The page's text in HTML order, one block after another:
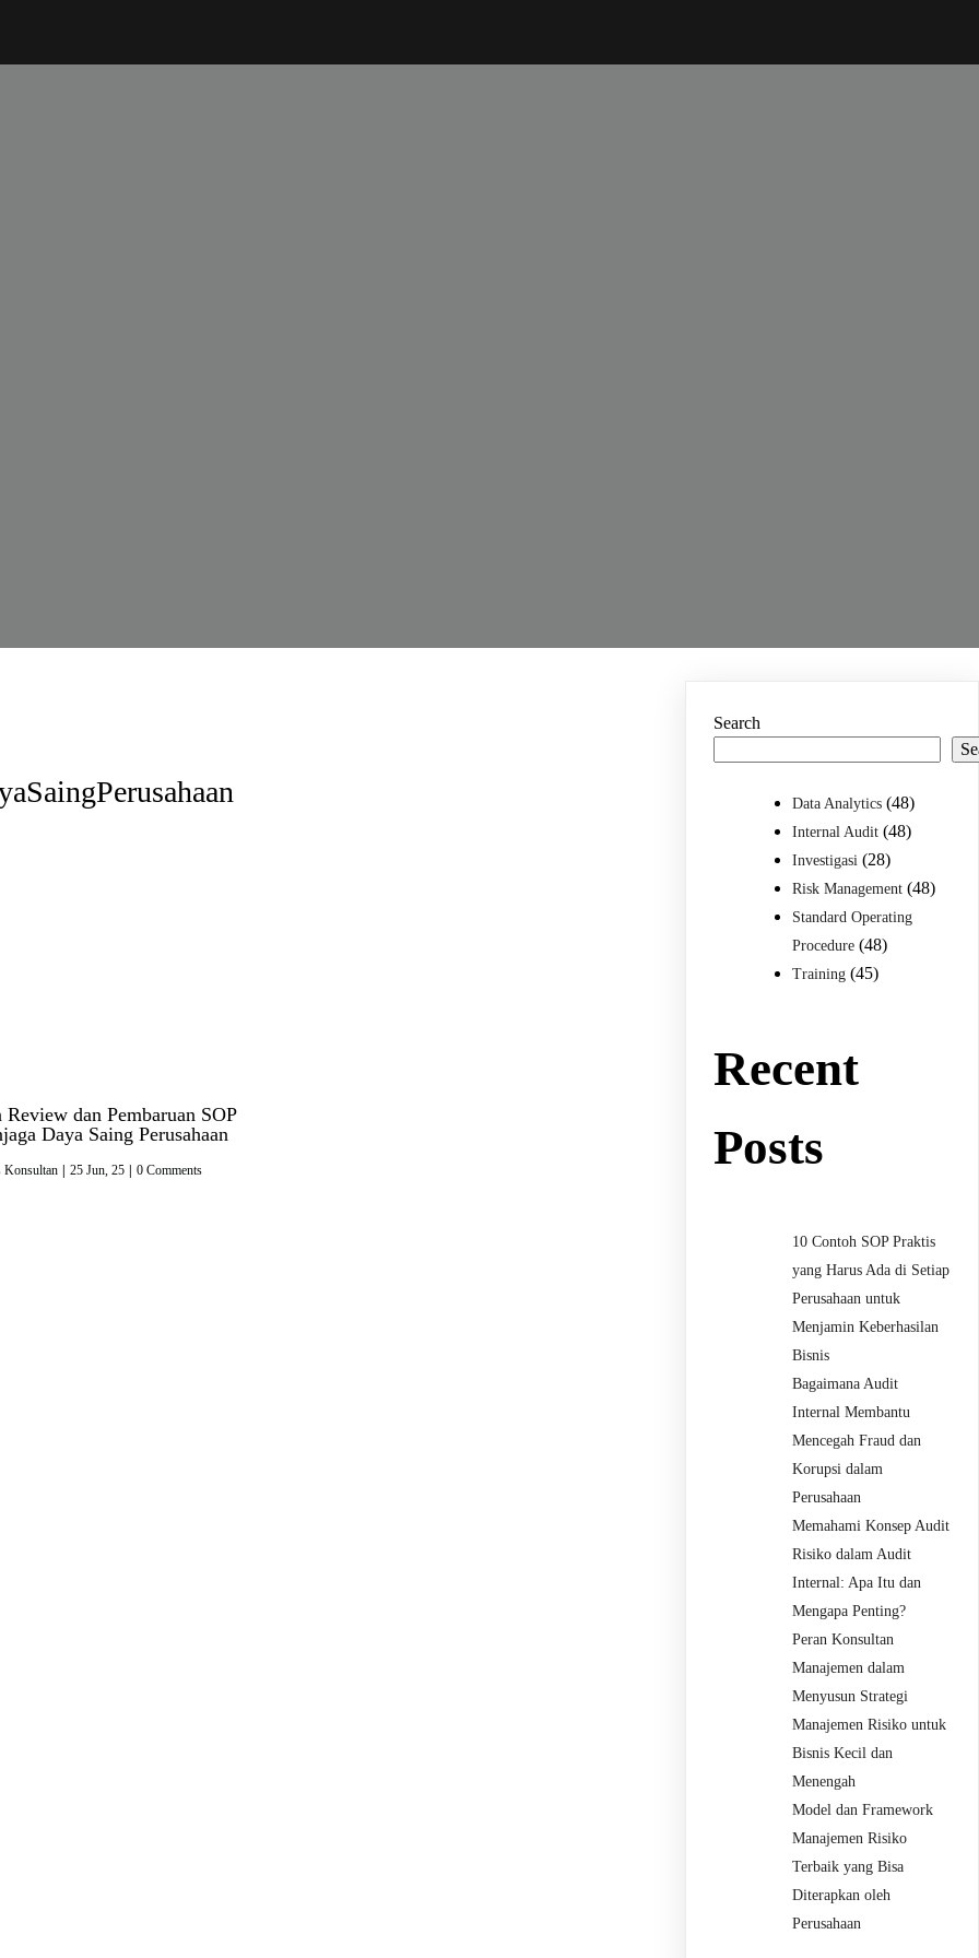
Review dan Pembaruan SOP
Daya Saing Perusahaan
Konsultan 25 Jun, 25 0 Comments
Search
Data Analytics (48)
Internal Audit (48)
Investigasi (28)
Risk Management (48)
Standard Operating
Procedure (48)
Training (45)
Recent
Posts
10 Contoh SOP Praktis
yang Harus Ada di Setiap
Perusahaan untuk
Menjamin Keberhasilan
Bisnis
Bagaimana Audit
Internal Membantu
Mencegah Fraud dan
Korupsi dalam
Perusahaan
Memahami Konsep Audit
Risiko dalam Audit
Internal: Apa Itu dan
Mengapa Penting?
Peran Konsultan
Manajemen dalam
Menyusun Strategi
Manajemen Risiko untuk
Bisnis Kecil dan
Menengah
Model dan Framework
Manajemen Risiko
Terbaik yang Bisa
Diterapkan oleh
Perusahaan